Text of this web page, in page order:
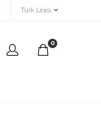
Türk Lirası
0